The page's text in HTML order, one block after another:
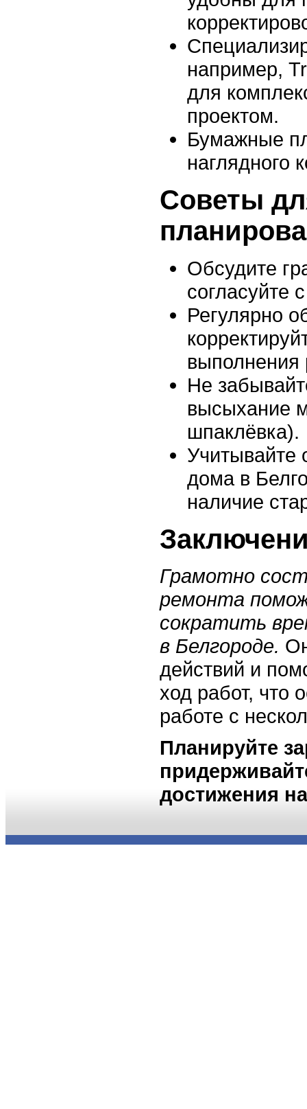
например,
для
проектом.
Бумажные
наглядного
Советы
Обсудите
согласуйте
Регулярно
выполнения
Не
высыхание
шпаклёвка).
Учитывайте
дома в
наличие
Грамотно
ремонта
сократить
в Белгороде.
действий и
ход работ, что
работе с
Планируйте
достижения